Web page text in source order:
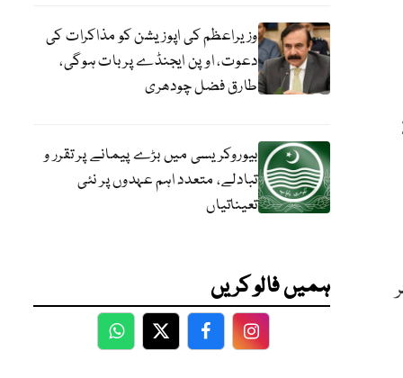
وزیراعظم کی اپوزیشن کو مذاکرات کی
دعوت، اوپن ایجنڈے پر بات ہوگی،
طارق فضل چودھری
بیوروکریسی میں بڑے پیمانے پر تقرر و
تبادلے، متعدد اہم عہدوں پر نئی
تعیناتیاں
ہمیں فالو کریں
WhatsApp
TwitterFacebookFacebook